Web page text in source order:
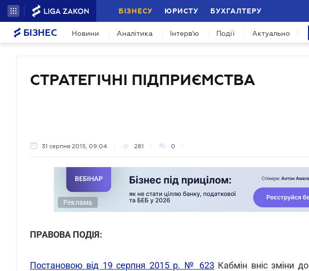
БІЗНЕСУ ЮРИСТУ БУХГАЛТЕРУ
БІЗНЕС Новини Аналітика Інтерв'ю Події Актуально
СТРАТЕГІЧНІ ПІДПРИЄМСТВА
31 серпня 2015, 09:04 281 0
Реклама
ПРАВОВА ПОДІЯ:
Постановою від 19 серпня 2015 р. № 623 Кабмін вніс зміни до